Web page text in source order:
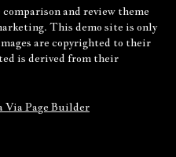
and review theme
This demo site is only
are copyrighted to their
is derived from their
Via Page Builder